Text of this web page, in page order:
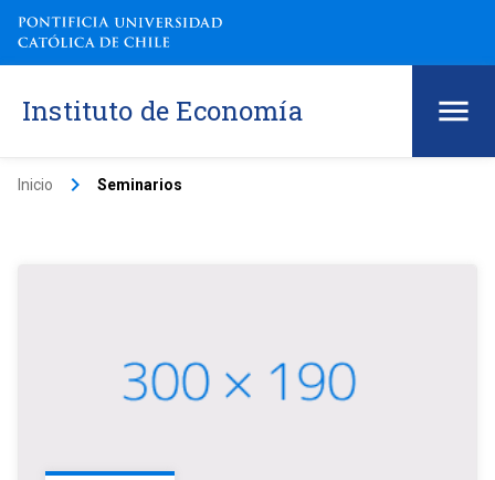
Instituto de Economía
Inicio keyboard_arrow_right Seminarios